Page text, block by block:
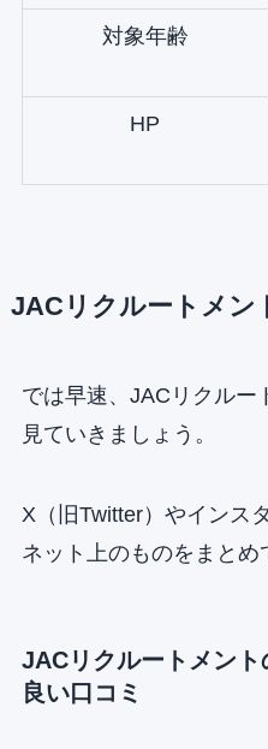
対象年齢
HP
JACリクルートメン
では早速、JACリクルー
見ていきましょう。
X（旧Twitter）やインス
ネット上のものをまとめ
JACリクルートメン
良い口コミ